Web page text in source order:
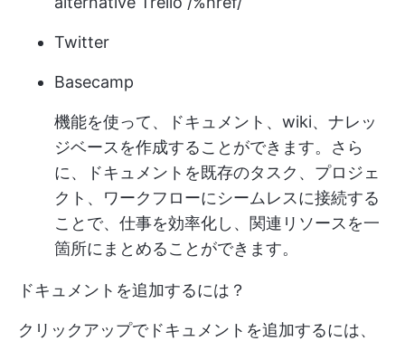
Twitter
Basecamp
機能を使って、ドキュメント、wiki、ナレッ
ジベースを作成することができます。さら
に、ドキュメントを既存のタスク、プロジェ
クト、ワークフローにシームレスに接続する
ことで、仕事を効率化し、関連リソースを一
箇所にまとめることができます。
ドキュメントを追加するには？
クリックアップでドキュメントを追加するには、